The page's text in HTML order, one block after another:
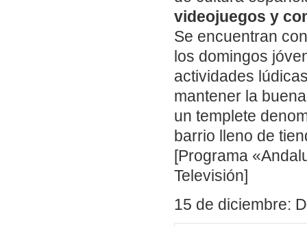
videojuegos y
Se encuentran
los domingos
actividades
mantener la
un templete
barrio lleno de
[Programa
Televisión]
15 de diciembre: